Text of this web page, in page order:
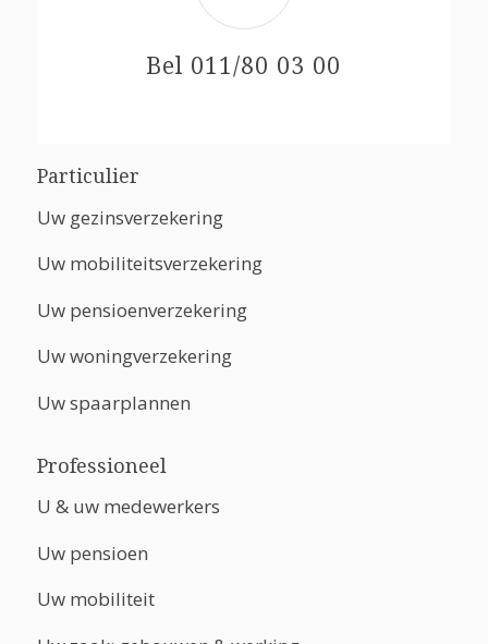
Bel 011/80 03 00
Particulier
Uw gezinsverzekering
Uw mobiliteitsverzekering
Uw pensioenverzekering
Uw woningverzekering
Uw spaarplannen
Professioneel
U & uw medewerkers
Uw pensioen
Uw mobiliteit